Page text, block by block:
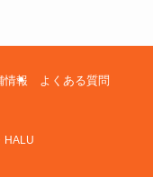
情報
よくある質問
HALU